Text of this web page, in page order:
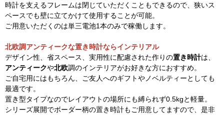
時計を支えるフレームは閉じていただくこともできるので、狭いス
ペースでも壁に立てかけて使用することが可能。
ご用意いただくのは単三電池1本のみで稼働します。
北欧調アンティークな置き時計ならインテリアル
デザイン性、省スペース、実用性に配慮された作りの置き時計は、
アンティークや北欧調のインテリアがお好きな方におすすめ。
ご自宅用にはもちろん、ご友人へのギフトやノベルティーとしても
最適です。
置き型タイプなのでレイアウトの場所にも縛られず0.5kgと軽量。
シリーズ展開でボーダー柄の置き時計もご用意してますので、是非